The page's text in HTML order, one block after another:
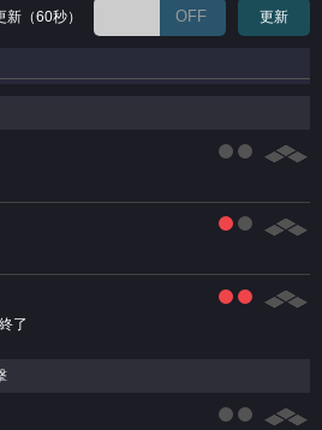
新（60秒） OFF 更新
了